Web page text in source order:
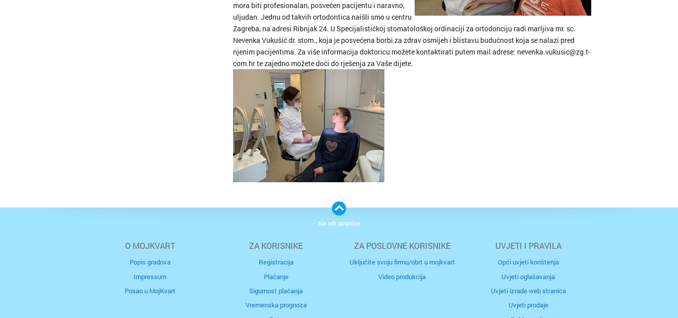
otok Krk
otok Pag
Rijeka
mora biti profesionalan, posvećen pacijentu i naravno,
uljudan. Jednu od takvih ortodontica naišli smo u centru
Zagreba, na adresi Ribnjak 24. U Specijalističkoj stomatološkoj ordinaciji za ortodonciju radi marljiva mr. sc.
Nevenka Vukušić dr. stom., koja je posvećena borbi za zdrav osmijeh i blistavu budućnost koja se nalazi pred
njenim pacijentima. Za više informacija doktoricu možete kontaktirati putem mail adrese: nevenka.vukusic@zg.t-
com.hr te zajedno možete doći do rješenja za Vaše dijete.
O MOJKVART
Popis gradova
Impressum
Posao u MojKvart
ZA KORISNIKE
Registracija
Plaćanje
Sigurnost plaćanja
Vremenska prognoza
ZA POSLOVNE KORISNIKE
Uključite svoju firmu/obrt u mojkvart
Video produkcija
UVJETI I PRAVILA
Opći uvjeti korištenja
Uvjeti oglašavanja
Uvjeti izrade web stranica
Uvjeti prodaje
Na vrh stranice